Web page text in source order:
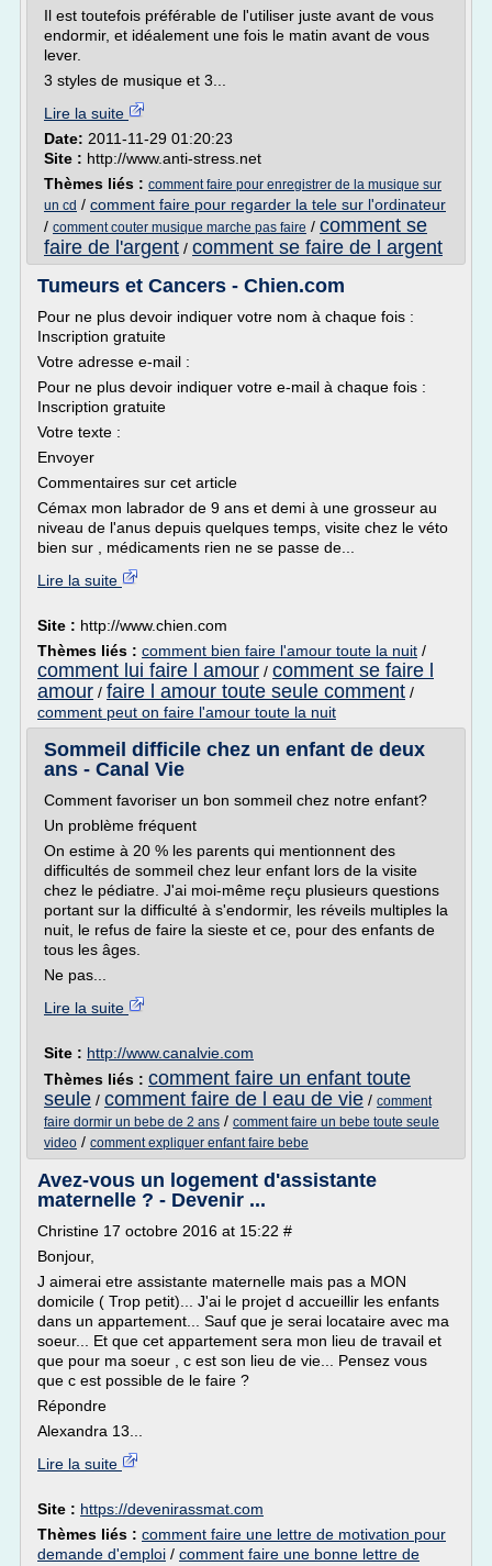
Il est toutefois préférable de l'utiliser juste avant de vous
endormir, et idéalement une fois le matin avant de vous
lever.
3 styles de musique et 3...
Lire la suite
Date: 2011-11-29 01:20:23
Site : http://www.anti-stress.net
Thèmes liés : comment faire pour enregistrer de la musique sur
un cd / comment faire pour regarder la tele sur l'ordinateur
/ comment couter musique marche pas faire / comment se
faire de l'argent / comment se faire de l argent
Tumeurs et Cancers - Chien.com
Pour ne plus devoir indiquer votre nom à chaque fois :
Inscription gratuite
Votre adresse e-mail :
Pour ne plus devoir indiquer votre e-mail à chaque fois :
Inscription gratuite
Votre texte :
Envoyer
Commentaires sur cet article
Cémax mon labrador de 9 ans et demi à une grosseur au
niveau de l'anus depuis quelques temps, visite chez le véto
bien sur , médicaments rien ne se passe de...
Lire la suite
Site : http://www.chien.com
Thèmes liés : comment bien faire l'amour toute la nuit /
comment lui faire l amour / comment se faire l
amour / faire l amour toute seule comment /
comment peut on faire l'amour toute la nuit
Sommeil difficile chez un enfant de deux
ans - Canal Vie
Comment favoriser un bon sommeil chez notre enfant?
Un problème fréquent
On estime à 20 % les parents qui mentionnent des
difficultés de sommeil chez leur enfant lors de la visite
chez le pédiatre. J'ai moi-même reçu plusieurs questions
portant sur la difficulté à s'endormir, les réveils multiples la
nuit, le refus de faire la sieste et ce, pour des enfants de
tous les âges.
Ne pas...
Lire la suite
Site : http://www.canalvie.com
Thèmes liés : comment faire un enfant toute
seule / comment faire de l eau de vie / comment
faire dormir un bebe de 2 ans / comment faire un bebe toute seule
video / comment expliquer enfant faire bebe
Avez-vous un logement d'assistante
maternelle ? - Devenir ...
Christine 17 octobre 2016 at 15:22 #
Bonjour,
J aimerai etre assistante maternelle mais pas a MON
domicile ( Trop petit)... J'ai le projet d accueillir les enfants
dans un appartement... Sauf que je serai locataire avec ma
soeur... Et que cet appartement sera mon lieu de travail et
que pour ma soeur , c est son lieu de vie... Pensez vous
que c est possible de le faire ?
Répondre
Alexandra 13...
Lire la suite
Site : https://devenirassmat.com
Thèmes liés : comment faire une lettre de motivation pour
demande d'emploi / comment faire une bonne lettre de